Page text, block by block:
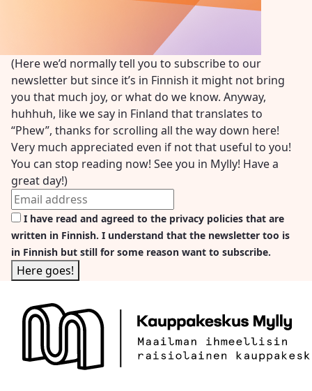
(Here we’d normally tell you to subscribe to our
newsletter but since it’s in Finnish it might not bring
you that much joy, or what do we know. Anyway,
huhhuh, like we say in Finland that translates to
“Phew”, thanks for scrolling all the way down here!
Very much appreciated even if not that useful to you!
You can stop reading now! See you in Mylly! Have a
great day!)
I have read and agreed to the privacy policies that are
written in Finnish. I understand that the newsletter too is
in Finnish but still for some reason want to subscribe.